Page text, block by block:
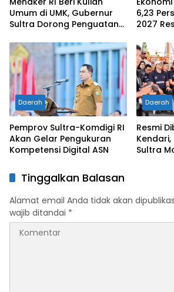
Umum di UMK, Gubernur
Sultra Dorong Penguatan
Dunia Kerja
6,23
2027
Daerah
Pemprov Sultra-Komdigi RI
Akan Gelar Pengukuran
Kompetensi Digital ASN
Daerah
Resmi
Sultra
Tinggalkan Balasan
Alamat email Anda tidak akan
wajib ditandai *